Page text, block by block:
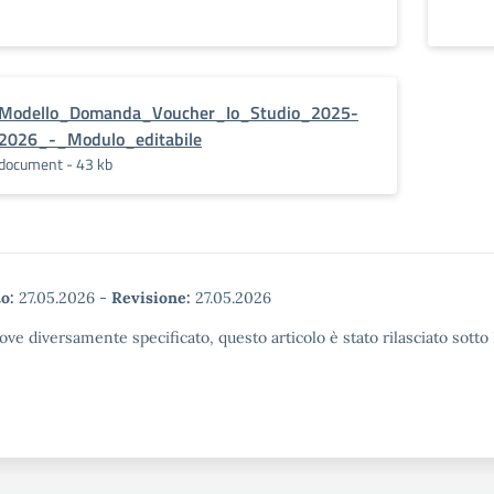
_Modulo_editabile
- 43 kb
27.05.2026 - Revisione: 27.05.2026
diversamente specificato, questo articolo è stato rilasciato